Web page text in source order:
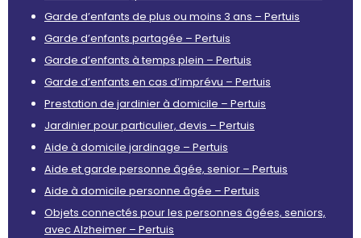
Garde d’enfants de plus ou moins 3 ans – Pertuis
Garde d’enfants partagée – Pertuis
Garde d’enfants à temps plein – Pertuis
Garde d’enfants en cas d’imprévu – Pertuis
Prestation de jardinier à domicile – Pertuis
Jardinier pour particulier, devis – Pertuis
Aide à domicile jardinage – Pertuis
Aide et garde personne âgée, senior – Pertuis
Aide à domicile personne âgée – Pertuis
Objets connectés pour les personnes âgées, seniors,
avec Alzheimer – Pertuis